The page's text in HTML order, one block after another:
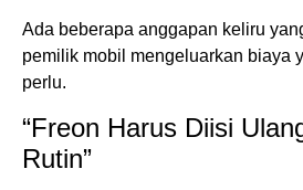
Ada beberapa anggapan keliru
pemilik mobil mengeluarkan biaya
perlu.
“Freon Harus Diisi
Rutin”